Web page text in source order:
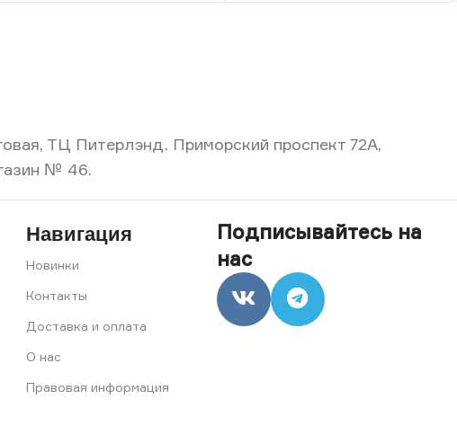
ТЦ Питерлэнд. Приморский проспект 72А,
№ 46.
Навигация
Новинки
Контакты
Доставка и оплата
О нас
Правовая информация
Подписывайтесь на
нас